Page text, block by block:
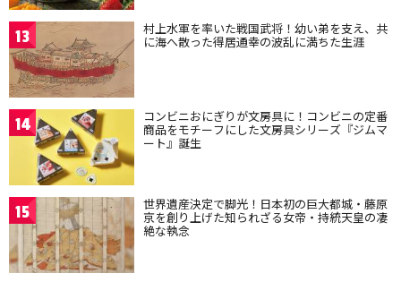
13 村上水軍を率いた戦国武将！幼い弟を支え、共
に海へ散った得居通幸の波乱に満ちた生涯
14 コンビニおにぎりが文房具に！コンビニの定番
商品をモチーフにした文房具シリーズ『ジムマ
ート』誕生
15 世界遺産決定で脚光！日本初の巨大都城・藤原
京を創り上げた知られざる女帝・持統天皇の凄
絶な執念